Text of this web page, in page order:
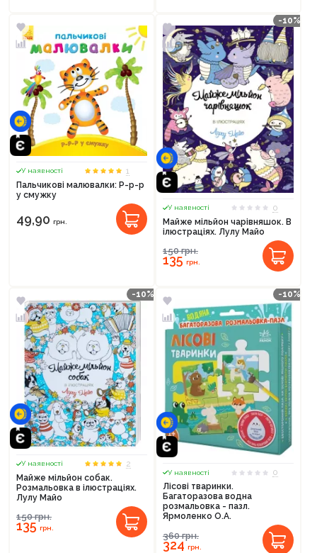
У наявності
1
Пальчикові малювалки: Р-р-р
у смужку
49,90 грн.
-10%
У наявності
0
Майже мільйон чарівняшок. В
ілюстраціях. Лулу Майо
150грн.
135грн.
-10%
У наявності
2
Майже мільйон собак.
Розмальовка в ілюстраціях.
Лулу Майо
150грн.
135грн.
-10%
У наявності
0
Лісові тваринки.
Багаторазова водна
розмальовка - пазл.
Ярмоленко О.А.
360грн.
324грн.
Оформити замовлення